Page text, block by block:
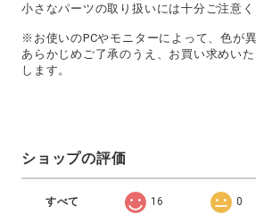
小さなパーツの取り扱いには十分ご注意く
※お使いのPCやモニターによって、色が
あらかじめご了承のうえ、お買い求めい
します。
ショップの評価
すべて 16 0